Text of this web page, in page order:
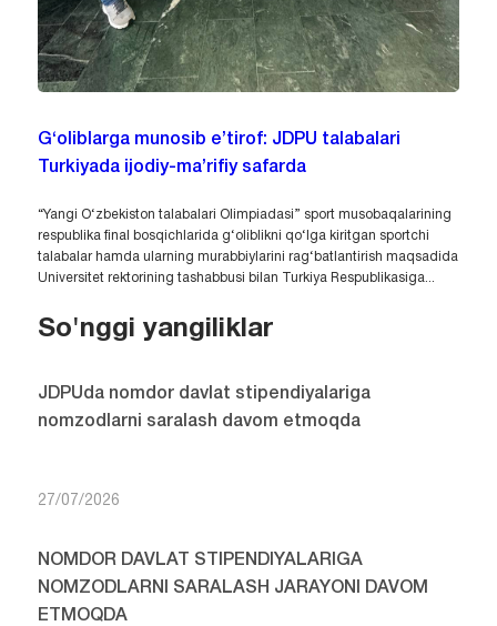
G‘oliblarga munosib e’tirof: JDPU talabalari
Turkiyada ijodiy-ma’rifiy safarda
“Yangi O‘zbekiston talabalari Olimpiadasi” sport musobaqalarining
respublika final bosqichlarida g‘oliblikni qo‘lga kiritgan sportchi
talabalar hamda ularning murabbiylarini rag‘batlantirish maqsadida
Universitet rektorining tashabbusi bilan Turkiya Respublikasiga...
So'nggi yangiliklar
JDPUda nomdor davlat stipendiyalariga
nomzodlarni saralash davom etmoqda
27/07/2026
NOMDOR DAVLAT STIPENDIYALARIGA
NOMZODLARNI SARALASH JARAYONI DAVOM
ETMOQDA